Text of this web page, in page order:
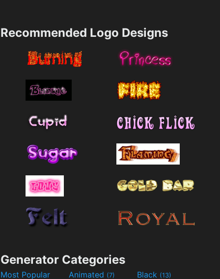
Recommended Logo Designs
Generator Categories
Most Popular Animated (7) Black (13)